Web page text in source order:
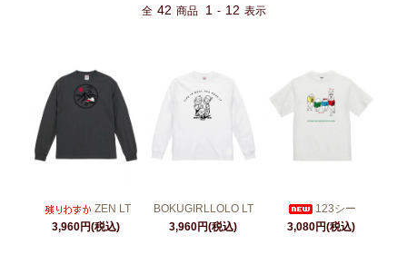
全 42 商品 1 - 12 表示
ZEN LT
3,960円(税込)
BOKUGIRLLOLO LT
3,960円(税込)
123シー
3,080円(税込)